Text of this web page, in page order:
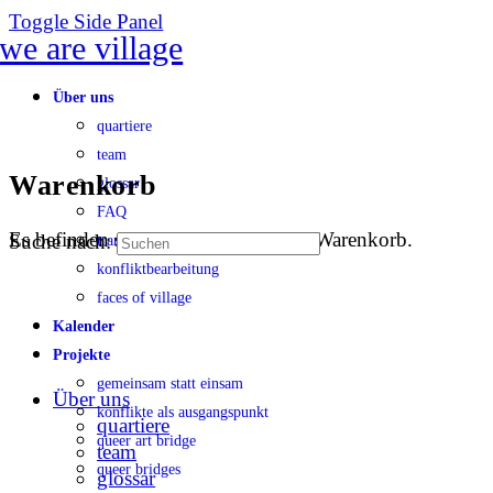
Toggle Side Panel
Über uns
quartiere
team
glossar
FAQ
transparenz
konfliktbearbeitung
faces of village
Kalender
Projekte
gemeinsam statt einsam
konflikte als ausgangspunkt
queer art bridge
queer bridges
Warenkorb
Es befinden sich keine Produkte im Warenkorb.
Suche nach:
Über uns
quartiere
team
glossar